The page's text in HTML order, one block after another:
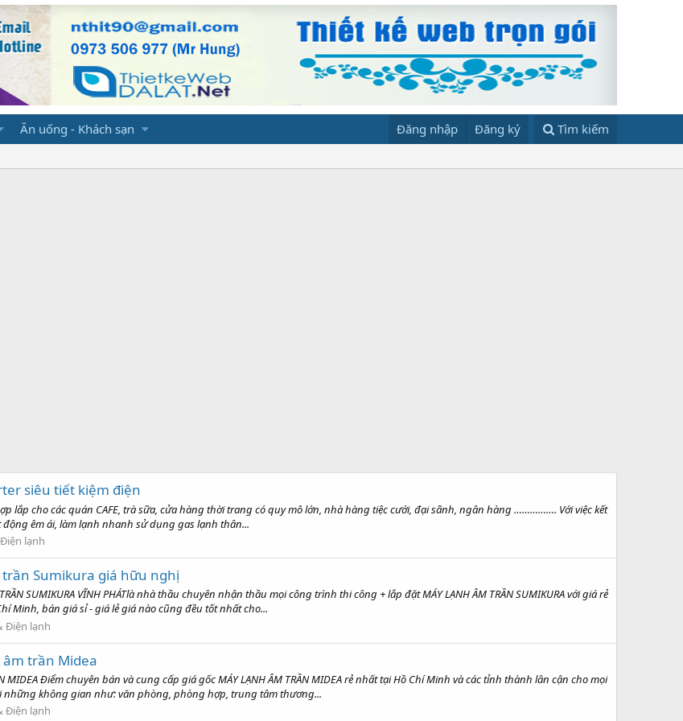
Ăn uống - Khách sạn Đăng nhập Đăng ký Tìm kiếm
siêu tiết kiệm điện
lắp cho các quán CAFE, trà sữa, cửa hàng thời trang có quy mô lớn, nhà hàng tiệc cưới, đại sãnh, ngân hàng ……………. Với việc kết
êm ái, làm lạnh nhanh sử dụng gas lạnh thân...
lạnh
Sumikura giá hữu nghị
TRẦN SUMIKURA VĨNH PHÁTlà nhà thầu chuyên nhận thầu mọi công trình thi công + lắp đặt MÁY LẠNH ÂM TRẦN SUMIKURA với giá rẻ
Minh, bán giá sỉ - giá lẻ giá nào cũng đều tốt nhất cho...
Điện lạnh
trần Midea
MIDEA Điểm chuyên bán và cung cấp giá gốc MÁY LẠNH ÂM TRẦN MIDEA rẻ nhất tại Hồ Chí Minh và các tỉnh thành lân cận cho mọi
những không gian như: văn phòng, phòng hợp, trung tâm thương...
Điện lạnh